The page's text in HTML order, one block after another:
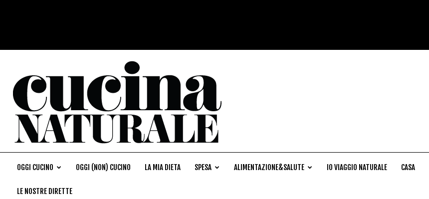
OGGI CUCINO OGGI (NON) CUCINO LA MIA DIETA SPESA ALIMENTAZIONE&SALUTE IO VIAGGIO NATURALE CASA
LE NOSTRE DIRETTE